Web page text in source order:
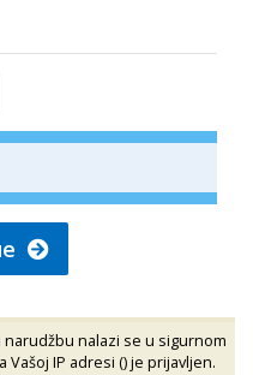
narudžbu nalazi se u sigurnom
Vašoj IP adresi () je prijavljen.